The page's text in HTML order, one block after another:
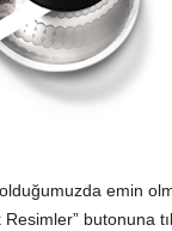
emin
butonuna